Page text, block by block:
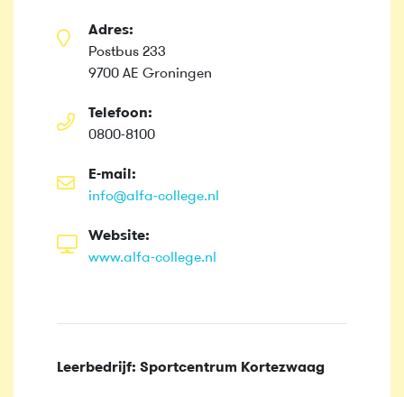
Adres:
Postbus 233
9700 AE Groningen
Telefoon:
0800-8100
E-mail:
info@alfa-college.nl
Website:
www.alfa-college.nl
Leerbedrijf: Sportcentrum Kortezwaag